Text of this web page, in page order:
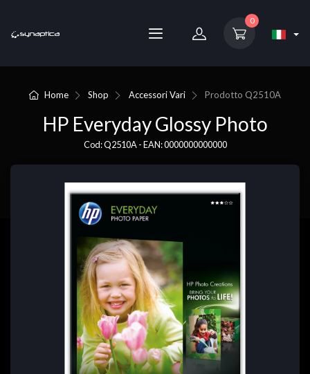
0
Home Shop Accessori Vari Prodotto Q2510A
HP Everyday Glossy Photo
Cod: Q2510A - EAN: 0000000000000